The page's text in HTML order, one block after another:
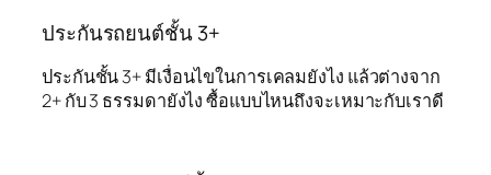
ประกันรถยนต์ชั้น 3+
ประกันชั้น 3+ มีเงื่อนไขในการเคลมยังไง แล้วต่างจาก
2+ กับ 3 ธรรมดายังไง ซื้อแบบไหนถึงจะเหมาะกับเราดี